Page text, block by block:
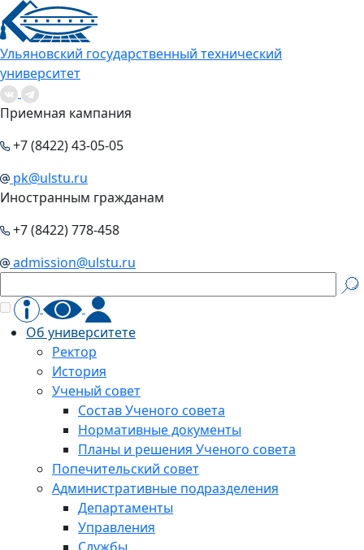
Ульяновский государственный технический
университет
Приемная кампания
+7 (8422) 43-05-05
pk@ulstu.ru
Иностранным гражданам
+7 (8422) 778-458
admission@ulstu.ru
Об университете
Ректор
История
Ученый совет
Состав Ученого совета
Нормативные документы
Планы и решения Ученого совета
Попечительский совет
Административные подразделения
Департаменты
Управления